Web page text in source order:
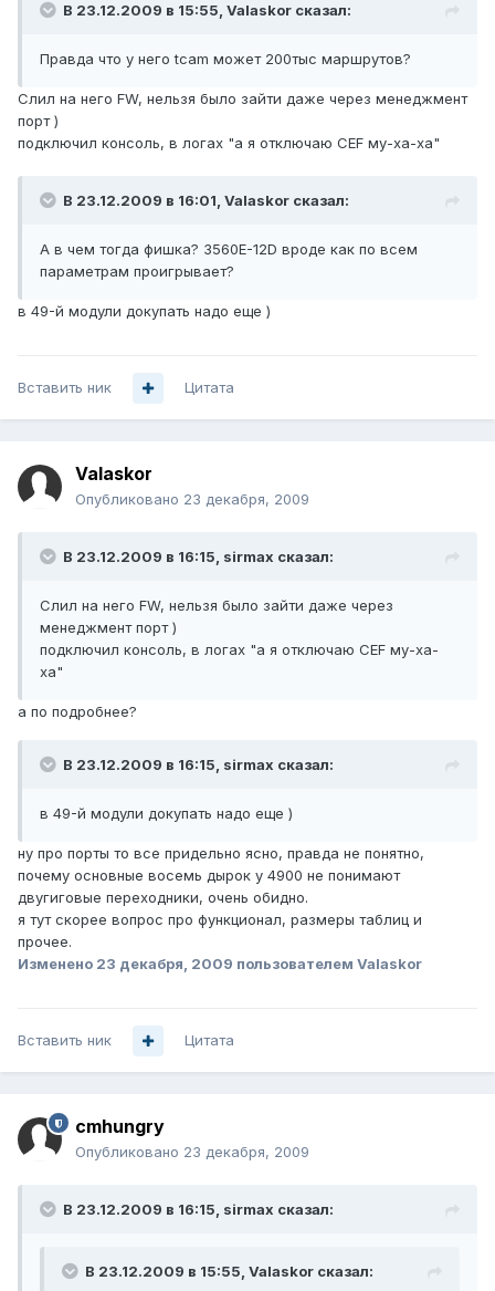
В 23.12.2009 в 15:55, Valaskor сказал:
Правда что у него tcam может 200тыс маршрутов?
Слил на него FW, нельзя было зайти даже через менеджмент
порт )
подключил консоль, в логах "а я отключаю CEF му-ха-ха"
В 23.12.2009 в 16:01, Valaskor сказал:
А в чем тогда фишка? 3560E-12D вроде как по всем
параметрам проигрывает?
в 49-й модули докупать надо еще )
Вставить ник Цитата
Valaskor
Опубликовано 23 декабря, 2009
В 23.12.2009 в 16:15, sirmax сказал:
Слил на него FW, нельзя было зайти даже через
менеджмент порт )
подключил консоль, в логах "а я отключаю CEF му-ха-
ха"
а по подробнее?
В 23.12.2009 в 16:15, sirmax сказал:
в 49-й модули докупать надо еще )
ну про порты то все придельно ясно, правда не понятно,
почему основные восемь дырок у 4900 не понимают
двугиговые переходники, очень обидно.
я тут скорее вопрос про функционал, размеры таблиц и
прочее.
Изменено 23 декабря, 2009 пользователем Valaskor
Вставить ник Цитата
cmhungry
Опубликовано 23 декабря, 2009
В 23.12.2009 в 16:15, sirmax сказал:
В 23.12.2009 в 15:55, Valaskor сказал: